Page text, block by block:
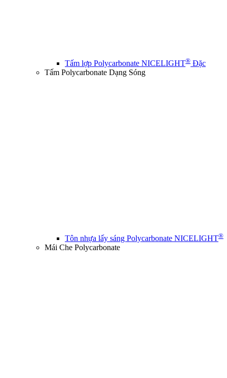
Tấm lợp Polycarbonate NICELIGHT® Đặc
Tấm Polycarbonate Dạng Sóng
Tôn nhựa lấy sáng Polycarbonate NICELIGHT®
Mái Che Polycarbonate